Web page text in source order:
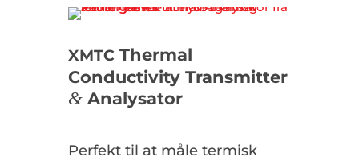
XMTCThermal
Conductivity Transmitter
&Analysator
Perfekt til at måle termisk